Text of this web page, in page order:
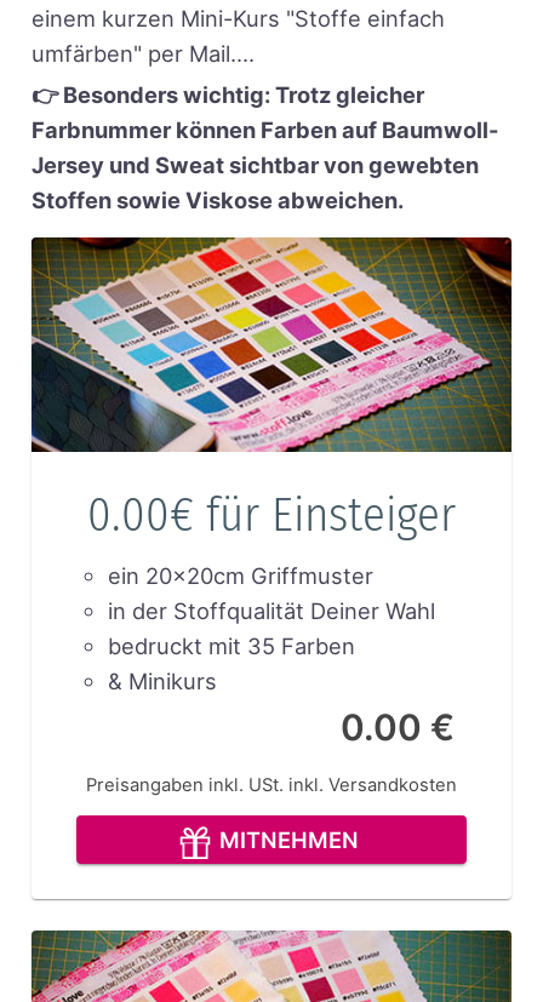
einem kurzen Mini-Kurs "Stoffe einfach
umfärben" per Mail....
👉 Besonders wichtig: Trotz gleicher
Farbnummer können Farben auf Baumwoll-
Jersey und Sweat sichtbar von gewebten
Stoffen sowie Viskose abweichen.
0.00€ für Einsteiger
ein 20x20cm Griffmuster
in der Stoffqualität Deiner Wahl
bedruckt mit 35 Farben
& Minikurs
0.00 €
Preisangaben inkl. USt. inkl. Versandkosten
MITNEHMEN